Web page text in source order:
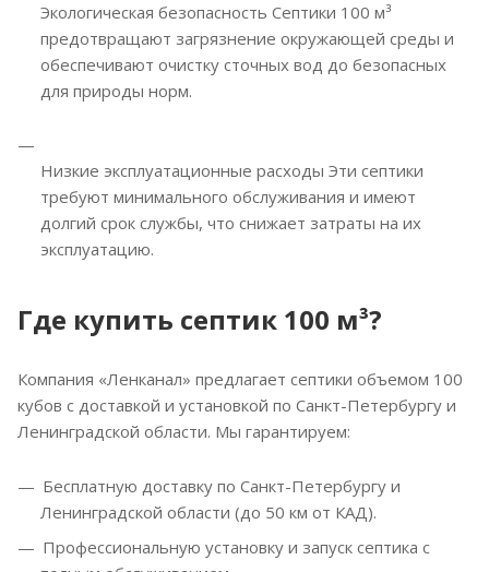
Экологическая безопасность Септики 100 м³
предотвращают загрязнение окружающей среды и
обеспечивают очистку сточных вод до безопасных
для природы норм.
Низкие эксплуатационные расходы Эти септики
требуют минимального обслуживания и имеют
долгий срок службы, что снижает затраты на их
эксплуатацию.
Где купить септик 100 м³?
Компания «Ленканал» предлагает септики объемом 100
кубов с доставкой и установкой по Санкт-Петербургу и
Ленинградской области. Мы гарантируем:
Бесплатную доставку по Санкт-Петербургу и
Ленинградской области (до 50 км от КАД).
Профессиональную установку и запуск септика с